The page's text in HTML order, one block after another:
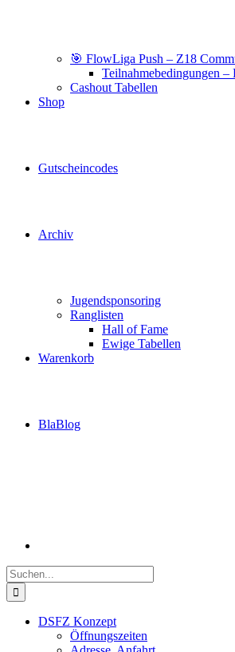
🎯 FlowLiga Push – Z18
Teilnahmebedingungen
Cashout Tabellen
Shop
Gutscheincodes
Archiv
Jugendsponsoring
Ranglisten
Hall of Fame
Ewige Tabellen
Warenkorb
BlaBlog
Suche
nach:
DSFZ Konzept
Öffnungszeiten